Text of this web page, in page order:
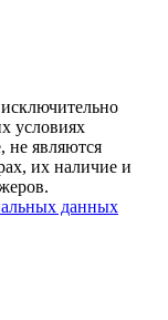
условиях
не являются
их наличие и
данных